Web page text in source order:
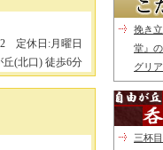
定休日:月曜日
(北口) 徒歩6分
挽き
堂』
グリ
三杯